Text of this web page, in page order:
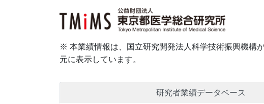
※ 本業績情報は、国立研究開発法人科学技術振興機構
元に表示しています。
研究者業績データベース